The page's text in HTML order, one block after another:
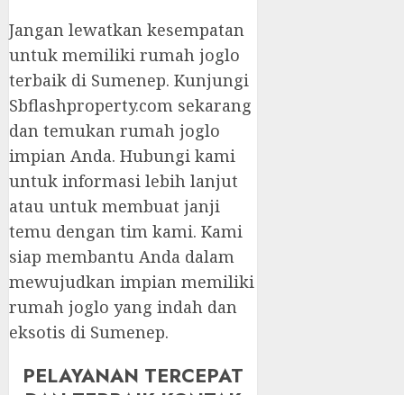
Jangan lewatkan kesempatan
untuk memiliki rumah joglo
terbaik di Sumenep. Kunjungi
Sbflashproperty.com sekarang
dan temukan rumah joglo
impian Anda. Hubungi kami
untuk informasi lebih lanjut
atau untuk membuat janji
temu dengan tim kami. Kami
siap membantu Anda dalam
mewujudkan impian memiliki
rumah joglo yang indah dan
eksotis di Sumenep.
PELAYANAN TERCEPAT